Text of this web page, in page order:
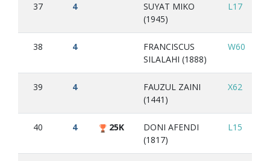
37 4
SUYAT MIKO
(1945)
L17
38 4
FRANCISCUS
SILALAHI (1888)
W60
39 4
FAUZUL ZAINI
(1441)
X62
40 4 25K
DONI AFENDI
(1817)
L15